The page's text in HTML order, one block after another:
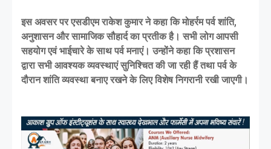
इस अवसर पर एसडीएम राकेश कुमार ने कहा कि मोहर्रम पर्व शांति,
अनुशासन और सामाजिक सौहार्द का प्रतीक है। सभी लोग आपसी
सहयोग एवं भाईचारे के साथ पर्व मनाएं। उन्होंने कहा कि प्रशासन
द्वारा सभी आवश्यक व्यवस्थाएं सुनिश्चित की जा रही हैं तथा पर्व के
दौरान शांति व्यवस्था बनाए रखने के लिए विशेष निगरानी रखी जाएगी।